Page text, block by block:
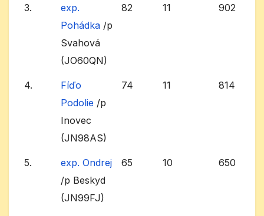
3.
exp.
Pohádka /p
Svahová
(JO60QN)
82 11 902
4.
Fíďo
Podolie /p
Inovec
(JN98AS)
74 11 814
5.
exp. Ondrej
/p Beskyd
(JN99FJ)
65 10 650